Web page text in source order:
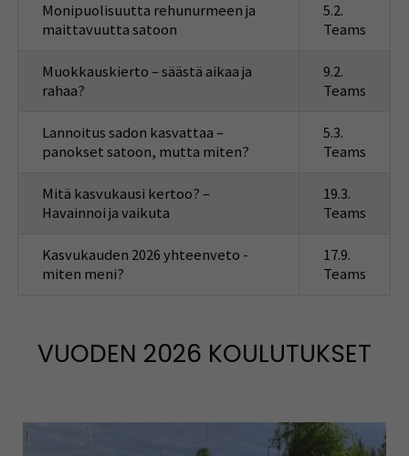
Monipuolisuutta rehunurmeen ja
maittavuutta satoon
5.2.
Teams
Muokkauskierto – säästä aikaa ja
rahaa?
9.2.
Teams
Lannoitus sadon kasvattaa –
panokset satoon, mutta miten?
5.3.
Teams
Mitä kasvukausi kertoo? –
Havainnoi ja vaikuta
19.3.
Teams
Kasvukauden 2026 yhteenveto -
miten meni?
17.9.
Teams
VUODEN 2026 KOULUTUKSET